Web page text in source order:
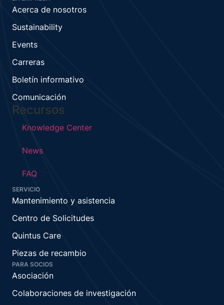
Acerca de nosotros
Sustainability
Events
Carreras
Boletín informativo
Comunicación
Recursos
Knowledge Center
News
FAQ
SERVICIO
Mantenimiento y asistencia
Centro de Solicitudes
Quintus Care
Piezas de recambio
PARA SOCIOS
Asociación
Colaboraciones de investigación